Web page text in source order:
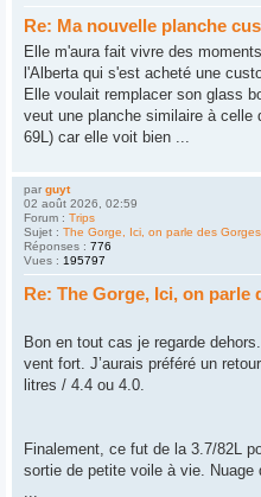
Re: Ma nouvelle planche
Elle m'aura fait vivre des
l'Alberta qui s'est acheté une
Elle voulait remplacer son glass
veut une planche similaire à celle
69L) car elle voit bien ...
par guyt
02 août 2026, 02:59
Forum : Trips
Sujet : The Gorge, Ici, on parle des Gorges.
Réponses : 776
Vues : 195797
Re: The Gorge, Ici, on parle
Bon en tout cas je regarde
vent fort. J’aurais préféré un
litres / 4.4 ou 4.0.
Finalement, ce fut de la 3.7/82L
sortie de petite voile à vie.